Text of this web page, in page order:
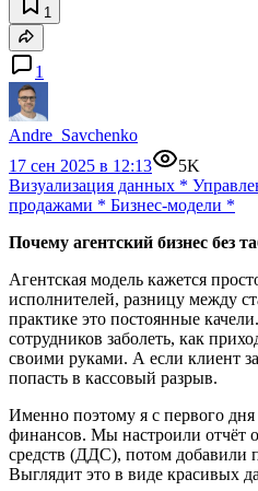
1
1
Andre_Savchenko
17 сен 2025 в 12:13
5K
Визуализация данных *
продажами * Бизнес-модели *
Почему агентский бизнес без
Агентская модель кажется
исполнителей, разницу между
практике это постоянные
сотрудников заболеть, как
своими руками. А если клиент
попасть в кассовый разрыв.
Именно поэтому я с первого
финансов. Мы настроили отчёт
средств (ДДС), потом добавили
Выглядит это в виде красивых